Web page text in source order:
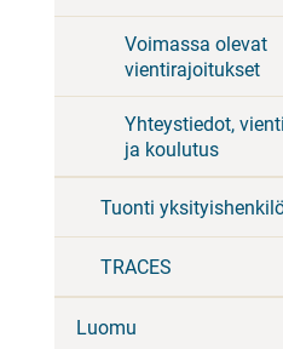
Voimassa olevat
vientirajoitukset
Yhteystiedot,
ja koulutus
Tuonti
TRACES
Luomu